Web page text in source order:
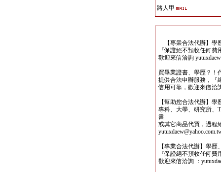
路人甲
【專業合法代辦】學
『保證絕不預收任何
歡迎來信洽詢
買畢業證書、學歷？！
提供合法申辦服務，『
信用可靠，歡迎來信洽
【幫助您合法代辦】
專科、大學、研究所、
書
或其它商品代買，過程
【專業合法代辦】學
『保證絕不預收任何
歡迎來信洽詢 ：